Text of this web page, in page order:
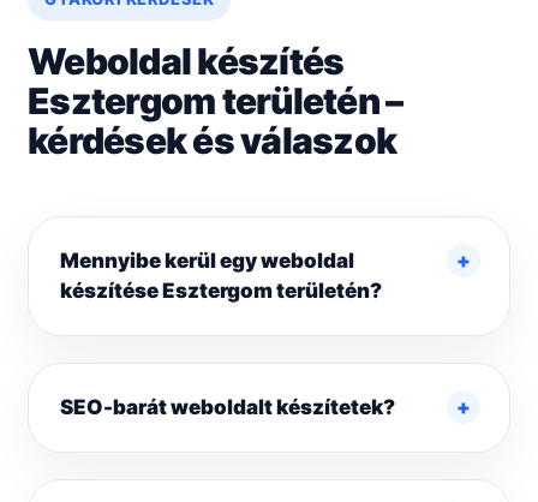
Weboldal készítés
Esztergom területén –
kérdések és válaszok
Mennyibe kerül egy weboldal
készítése Esztergom területén?
SEO-barát weboldalt készítetek?